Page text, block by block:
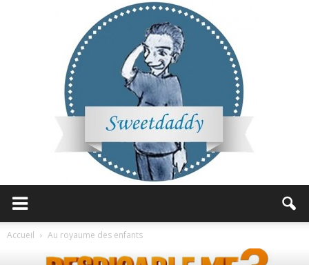
Accueil Au royaume des enfants